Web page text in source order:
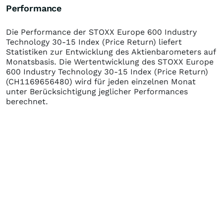
Performance
Die Performance der STOXX Europe 600 Industry
Technology 30-15 Index (Price Return) liefert
Statistiken zur Entwicklung des Aktienbarometers auf
Monatsbasis. Die Wertentwicklung des STOXX Europe
600 Industry Technology 30-15 Index (Price Return)
(CH1169656480) wird für jeden einzelnen Monat
unter Berücksichtigung jeglicher Performances
berechnet.